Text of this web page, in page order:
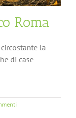
Roma
la
di case